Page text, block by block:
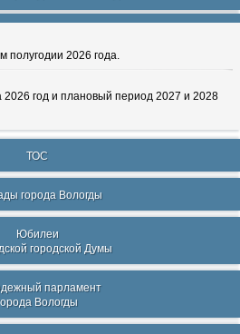
полугодии 2026 года.
2026 год и плановый период 2027 и 2028
ТОС
города Вологды
Юбилеи
городской Думы
парламент
Вологды